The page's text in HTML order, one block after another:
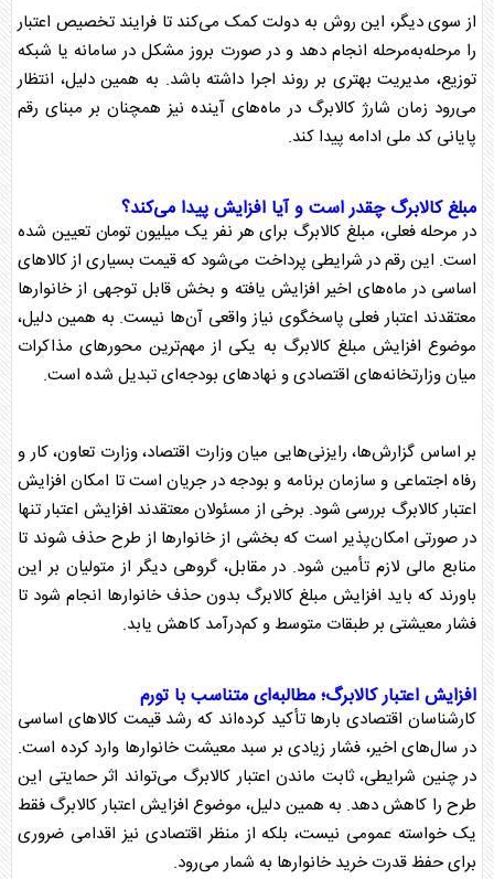
از سوی دیگر، این روش به دولت کمک می‌کند تا فرایند تخصیص اعتبار
را مرحله‌به‌مرحله انجام دهد و در صورت بروز مشکل در سامانه یا شبکه
توزیع، مدیریت بهتری بر روند اجرا داشته باشد. به همین دلیل، انتظار
می‌رود زمان شارژ کالابرگ در ماه‌های آینده نیز همچنان بر مبنای رقم
پایانی کد ملی ادامه پیدا کند.
مبلغکالابرگچقدر است و آیا افزایش پیدا می‌کند؟
در مرحله فعلی، مبلغ کالابرگ برای هر نفر یک میلیون تومان تعیین شده
است. این رقم در شرایطی پرداخت می‌شود که قیمت بسیاری از کالاهای
اساسی در ماه‌های اخیر افزایش یافته و بخش قابل توجهی از خانوارها
معتقدند اعتبار فعلی پاسخگوی نیاز واقعی آن‌ها نیست. به همین دلیل،
موضوع افزایش مبلغ کالابرگ به یکی از مهم‌ترین محورهای مذاکرات
میان وزارتخانه‌های اقتصادی و نهادهای بودجه‌ای تبدیل شده است.
بر اساس گزارش‌ها، رایزنی‌هایی میان وزارت اقتصاد، وزارت تعاون، کار و
رفاه اجتماعی و سازمان برنامه و بودجه در جریان است تا امکان افزایش
اعتبار کالابرگ بررسی شود. برخی از مسئولان معتقدند افزایش اعتبار تنها
در صورتی امکان‌پذیر است که بخشی از خانوارها از طرح حذف شوند تا
منابع مالی لازم تأمین شود. در مقابل، گروهی دیگر از متولیان بر این
باورند که باید افزایش مبلغ کالابرگ بدون حذف خانوارها انجام شود تا
فشار معیشتی بر طبقات متوسط و کم‌درآمد کاهش یابد.
افزایش اعتبار کالابرگ؛ مطالبه‌ای متناسب با تورم
کارشناسان اقتصادی بارها تأکید کرده‌اند که رشد قیمت کالاهای اساسی
در سال‌های اخیر، فشار زیادی بر سبد معیشت خانوارها وارد کرده است.
در چنین شرایطی، ثابت ماندن اعتبار کالابرگ می‌تواند اثر حمایتی این
طرح را کاهش دهد. به همین دلیل، موضوع افزایش اعتبار کالابرگ فقط
یک خواسته عمومی نیست، بلکه از منظر اقتصادی نیز اقدامی ضروری
برای حفظ قدرت خرید خانوارها به شمار می‌رود.